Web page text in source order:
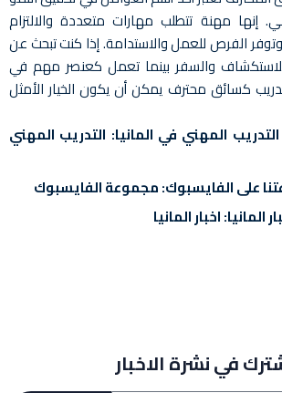
إنها مهنة تتطلب مهارات متعددة والالتزام
الفرص للعمل والاستدامة. إذا كنت تبحث عن
والسفر بينما تعمل كعنصر مهم في
كسائق محترف يمكن أن يكون الخيار الأمثل
المهني في المانيا: التدريب المهني
على الفايسبوك:مجموعة الفايسبوك
المانيا:اخبار المانيا
في نشرة الاخبار